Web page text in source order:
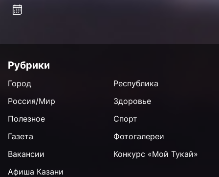
Рубрики
Город
Республика
Россия/Мир
Здоровье
Полезное
Спорт
Газета
Фотогалереи
Вакансии
Конкурс «Мой Тукай»
Афиша Казани